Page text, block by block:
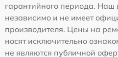
гарантийного периода. Наш
независимо и не имеет
производителя. Цены на
носят исключительно
не являются публичной